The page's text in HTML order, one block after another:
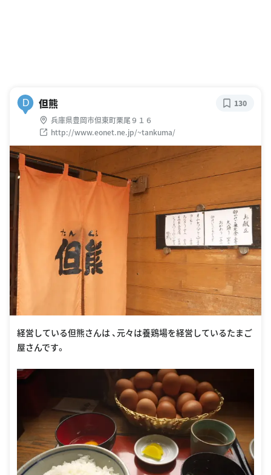
D 但熊
兵庫県豊岡市但東町栗尾９１６
http://www.eonet.ne.jp/~tankuma/
130
経営している但熊さんは 、元々は養鶏場を経営しているたまご
屋さんです。